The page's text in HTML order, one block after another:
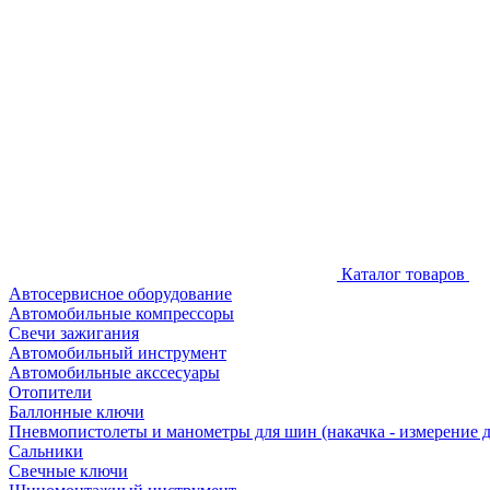
Каталог товаров
Автосервисное оборудование
Автомобильные компрессоры
Свечи зажигания
Автомобильный инструмент
Автомобильные акссесуары
Отопители
Баллонные ключи
Пневмопистолеты и манометры для шин (накачка - измерение
Сальники
Свечные ключи